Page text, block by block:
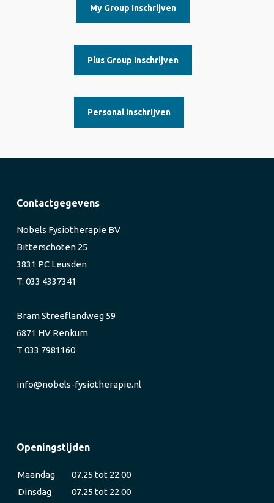
My Group Inschrijven
Plus Group Inschrijven
Personal Inschrijven
Contactgegevens
Nobels Fysiotherapie BV
Bitterschoten 25
3831 PC Leusden
T: 033 4337341
Bram Streeflandweg 59
6871 HV Renkum
T 033 7981160
info@nobels-fysiotherapie.nl
Openingstijden
Maandag
07.25 tot 22.00
Dinsdag
07.25 tot 22.00